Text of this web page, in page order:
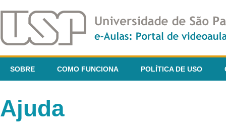
SOBRE COMO FUNCIONA POLÍTICA DE USO
Ajuda